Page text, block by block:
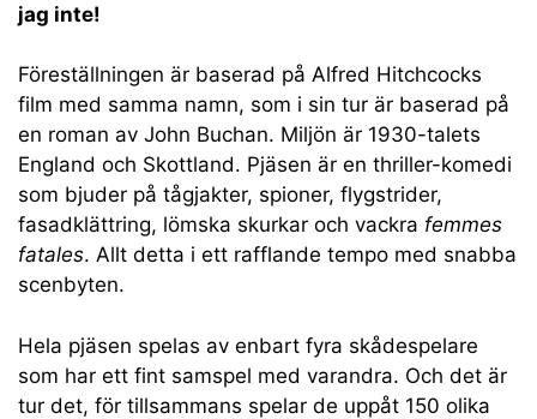
jag inte!
Föreställningen är baserad på Alfred Hitchcocks
film med samma namn, som i sin tur är baserad på
en roman av John Buchan. Miljön är 1930-talets
England och Skottland. Pjäsen är en thriller-komedi
som bjuder på tågjakter, spioner, flygstrider,
fasadklättring, lömska skurkar och vackra femmes
fatales. Allt detta i ett rafflande tempo med snabba
scenbyten.
Hela pjäsen spelas av enbart fyra skådespelare
som har ett fint samspel med varandra. Och det är
tur det, för tillsammans spelar de uppåt 150 olika